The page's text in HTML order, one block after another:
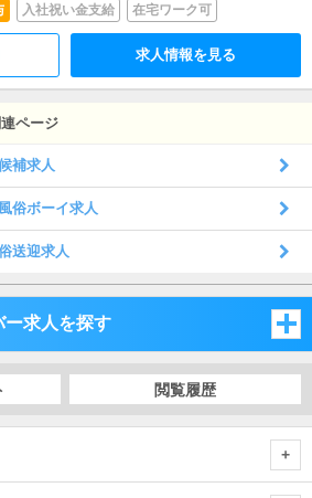
入社祝い金支給 在宅ワーク可
求人情報を見る
ページ
補求人
俗ボーイ求人
送迎求人
ー求人を探す
閲覧履歴